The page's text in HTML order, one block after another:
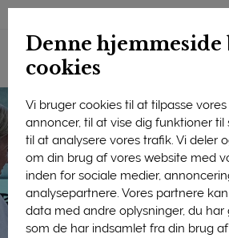
Denne
cookies
Vi bruger cookies til at tilpasse
annoncer, til at vise dig funktioner
til at analysere vores trafik. Vi deler
om din brug af vores website med
inden for sociale medier,
analysepartnere. Vores partnere
data med andre oplysninger, du har
som de har indsamlet fra din brug